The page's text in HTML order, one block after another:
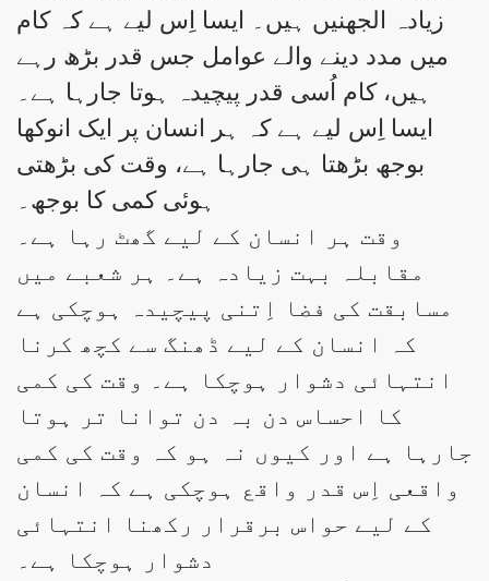
زیادہ الجھنیں ہیں۔ ایسا اِس لیے ہے کہ کام
میں مدد دینے والے عوامل جس قدر بڑھ رہے
ہیں، کام اُسی قدر پیچیدہ ہوتا جارہا ہے۔
ایسا اِس لیے ہے کہ ہر انسان پر ایک انوکھا
بوجھ بڑھتا ہی جارہا ہے، وقت کی بڑھتی
ہوئی کمی کا بوجھ۔
وقت ہر انسان کے لیے گھٹ رہا ہے۔
مقابلہ بہت زیادہ ہے۔ ہر شعبے میں
مسابقت کی فضا اِتنی پیچیدہ ہوچکی ہے
کہ انسان کے لیے ڈھنگ سے کچھ کرنا
انتہائی دشوار ہوچکا ہے۔ وقت کی کمی
کا احساس دن بہ دن توانا تر ہوتا
جارہا ہے اور کیوں نہ ہو کہ وقت کی کمی
واقعی اِس قدر واقع ہوچکی ہے کہ انسان
کے لیے حواس برقرار رکھنا انتہائی
دشوار ہوچکا ہے۔